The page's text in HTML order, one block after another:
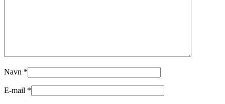
Navn *
E-mail *